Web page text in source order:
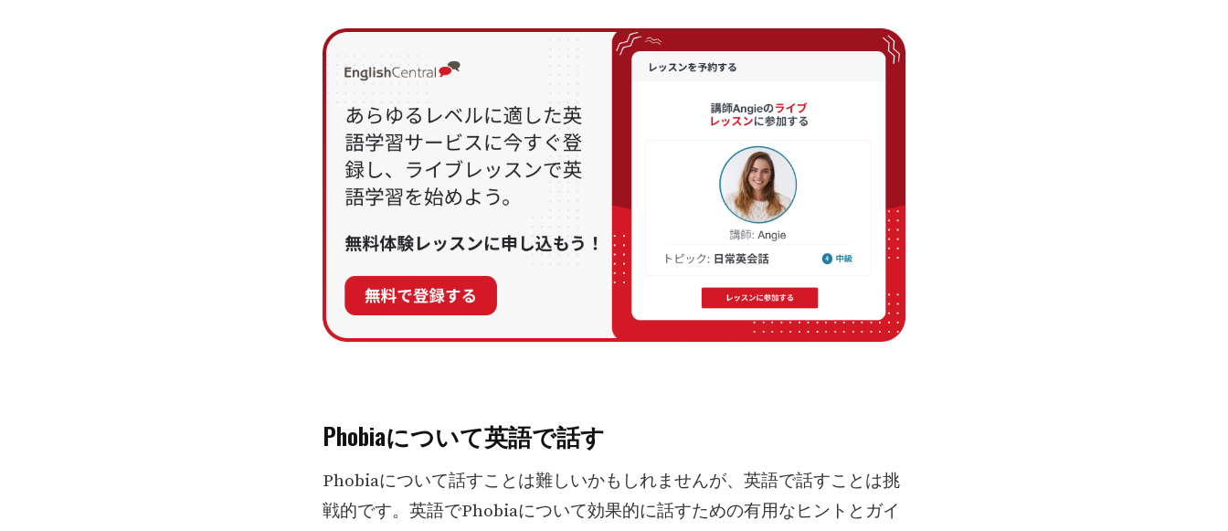
Phobiaについて英語で話す
Phobiaについて話すことは難しいかもしれませんが、英語で話すことは挑
戦的です。英語でPhobiaについて効果的に話すための有用なヒントとガイ